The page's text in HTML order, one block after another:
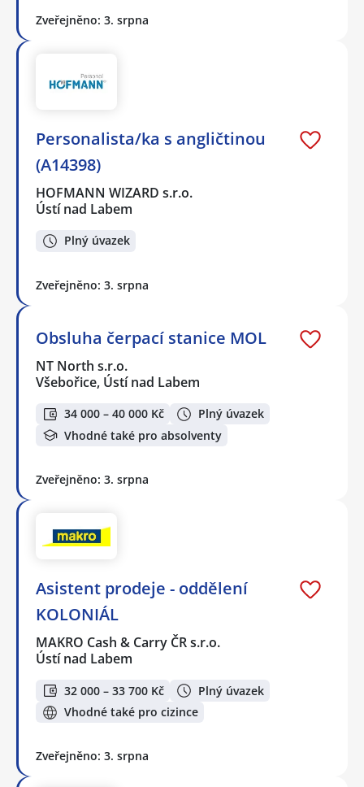
Zveřejněno: 3. srpna
Personalista/ka s angličtinou
(A14398)
HOFMANN WIZARD s.r.o.
Ústí nad Labem
Plný úvazek
Zveřejněno: 3. srpna
Obsluha čerpací stanice MOL
NT North s.r.o.
Všebořice, Ústí nad Labem
34 000 – 40 000 Kč
Plný úvazek
Vhodné také pro absolventy
Zveřejněno: 3. srpna
Asistent prodeje - oddělení
KOLONIÁL
MAKRO Cash & Carry ČR s.r.o.
Ústí nad Labem
32 000 – 33 700 Kč
Plný úvazek
Vhodné také pro cizince
Zveřejněno: 3. srpna